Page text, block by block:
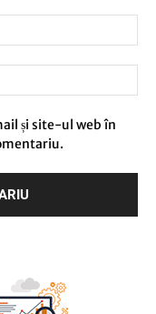
și site-ul web în